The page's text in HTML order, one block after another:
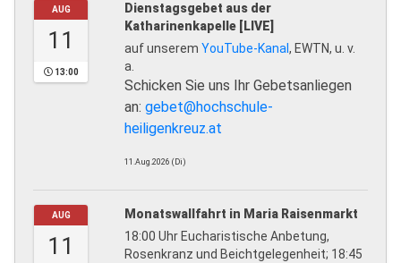
AUG
11
13:00
Dienstagsgebet aus der
Katharinenkapelle [LIVE]
auf unserem YouTube-Kanal, EWTN, u. v.
a.
Schicken Sie uns Ihr Gebetsanliegen
an: gebet@hochschule-
heiligenkreuz.at
11.Aug.2026 (Di)
AUG
11
Monatswallfahrt in Maria Raisenmarkt
18:00 Uhr Eucharistische Anbetung,
Rosenkranz und Beichtgelegenheit; 18:45